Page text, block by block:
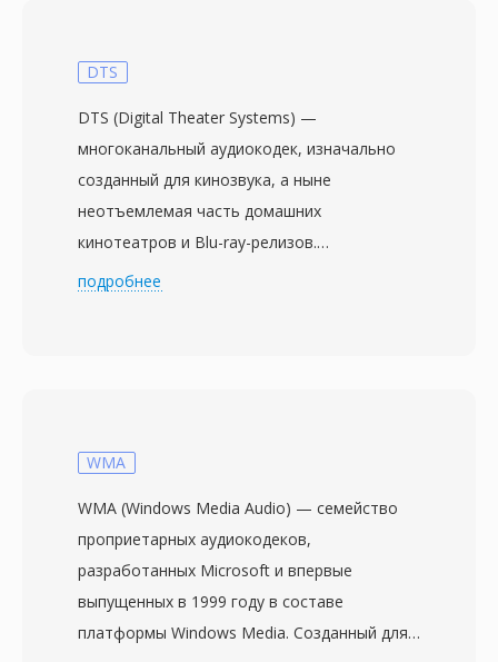
DTS
DTS (Digital Theater Systems) —
многоканальный аудиокодек, изначально
созданный для кинозвука, а ныне
неотъемлемая часть домашних
кинотеатров и Blu-ray-релизов.
Разработанный компанией DTS, Inc. и
768 кбит/с до 1,5 Мбит/с. В отличие от
использующих психоакустическое
моделирование, DTS выделяет больший
бюджет данных на каждый канал, сохраняя
более тонкую пространственную
детализацию и динамику тихих фрагментов.
подробнее
WMA
WMA (Windows Media Audio) — семейство
проприетарных аудиокодеков,
разработанных Microsoft и впервые
выпущенных в 1999 году в составе
платформы Windows Media. Созданный для